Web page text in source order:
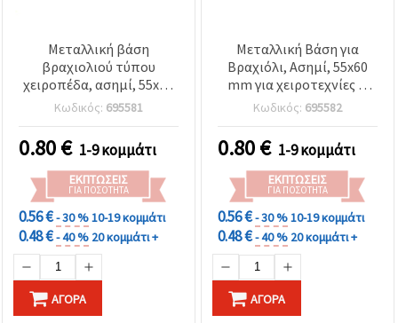
Μεταλλική βάση
βραχιολιού τύπου
χειροπέδα, ασημί, 55x60
mm
Κωδικός: 695581
0.80€ 1-9 κομμάτι
ΕΚΠΤΏΣΕΙΣ
ΓΙΑ ΠΟΣΌΤΗΤΑ
0.56 €- 30 %10-19 κομμάτι
0.48 €- 40 % 20 κομμάτι +
ΑΓΟΡΆ
Μεταλλική Βάση για
Βραχιόλι, Ασημί, 55x60
mm για χειροτεχνίες &
κατασκευή κοσμημάτων
Κωδικός: 695582
0.80€ 1-9 κομμάτι
ΕΚΠΤΏΣΕΙΣ
ΓΙΑ ΠΟΣΌΤΗΤΑ
0.56 €- 30 %10-19 κομμάτι
0.48 €- 40 % 20 κομμάτι +
ΑΓΟΡΆ